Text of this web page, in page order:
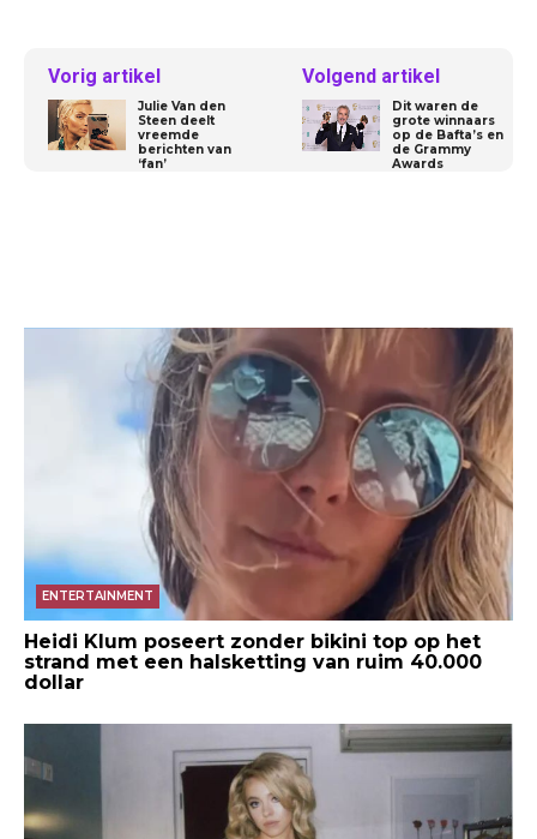
Vorig artikel
Julie Van den
Steen deelt
vreemde
berichten van
‘fan’
Volgend artikel
Dit waren de
grote winnaars
op de Bafta’s en
de Grammy
Awards
ENTERTAINMENT
Heidi Klum poseert zonder bikini top op het
strand met een halsketting van ruim 40.000
dollar